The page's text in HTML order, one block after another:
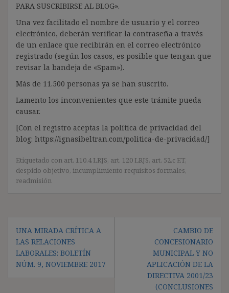
PARA SUSCRIBIRSE AL BLOG».
Una vez facilitado el nombre de usuario y el correo
electrónico, deberán verificar la contraseña a través
de un enlace que recibirán en el correo electrónico
registrado (según los casos, es posible que tengan que
revisar la bandeja de «Spam»).
Más de 11.500 personas ya se han suscrito.
Lamento los inconvenientes que este trámite pueda
causar.
[Con el registro aceptas la política de privacidad del
blog: https://ignasibeltran.com/politica-de-privacidad/]
Etiquetado con art. 110.4 LRJS, art. 120 LRJS, art. 52.c ET,
despido objetivo, incumplimiento requisitos formales,
readmisión
Navegación
de
entradas
UNA MIRADA CRÍTICA A
LAS RELACIONES
LABORALES: BOLETÍN
NÚM. 9, NOVIEMBRE 2017
CAMBIO DE
CONCESIONARIO
MUNICIPAL Y NO
APLICACIÓN DE LA
DIRECTIVA 2001/23
(CONCLUSIONES